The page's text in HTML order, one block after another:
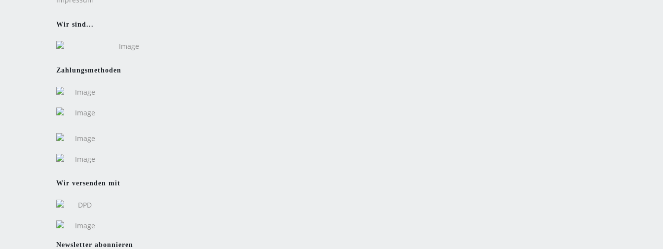
Wir sind...
Zahlungsmethoden
Wir versenden mit
Newsletter abonnieren